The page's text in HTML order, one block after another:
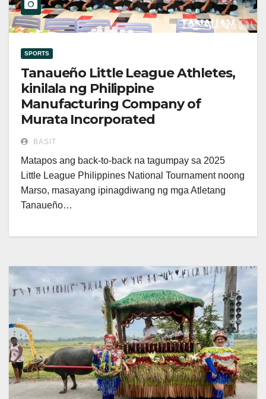
SPORTS
Tanaueño Little League Athletes,
kinilala ng Philippine
Manufacturing Company of
Murata Incorporated
BASIT
Matapos ang back-to-back na tagumpay sa 2025
Little League Philippines National Tournament noong
Marso, masayang ipinagdiwang ng mga Atletang
Tanaueño…